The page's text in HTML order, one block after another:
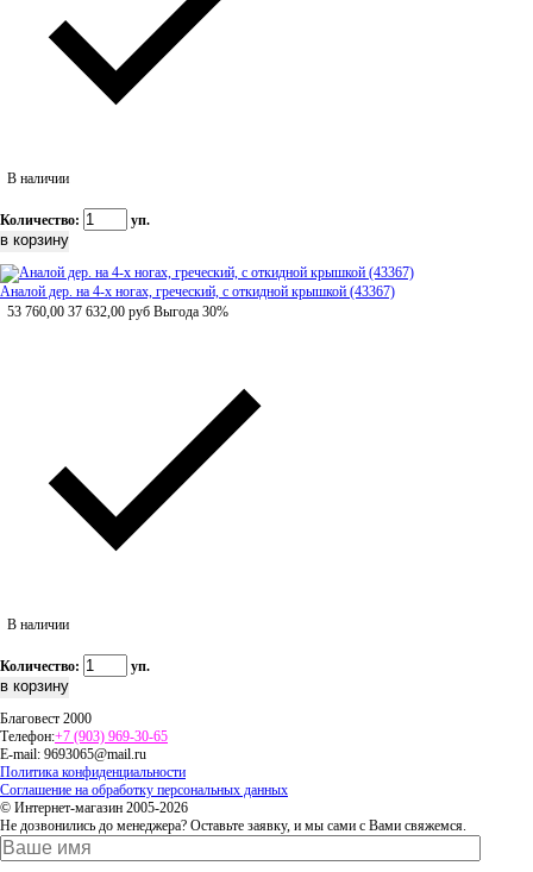
В наличии
Количество: уп.
Аналой дер. на 4-х ногах, греческий, с откидной крышкой (43367)
53 760,00 37 632,00 руб Выгода 30%
В наличии
Количество: уп.
Благовест 2000
Телефон:+7 (903) 969-30-65
E-mail: 9693065@mail.ru
Политика конфиденциальности
Соглашение на обработку персональных данных
© Интернет-магазин 2005-2026
Не дозвонились до менеджера? Оставьте заявку, и мы сами с Вами свяжемся.